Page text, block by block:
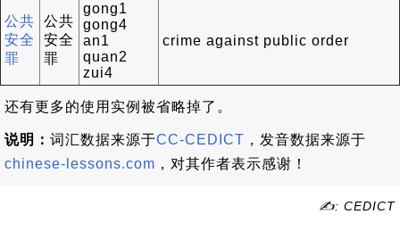
公共
安全
罪
公共
安全
罪
gong1
gong4
an1
quan2
zui4
crime against public order
还有更多的使用实例被省略掉了。
说明： 词汇数据来源于CC-CEDICT ，发音数据来源于
chinese-lessons.com ，对其作者表示感谢！
✍: CEDICT